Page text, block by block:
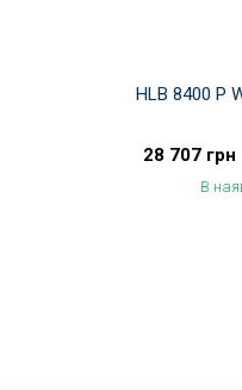
HLB 8400 P
28 707 грн
В